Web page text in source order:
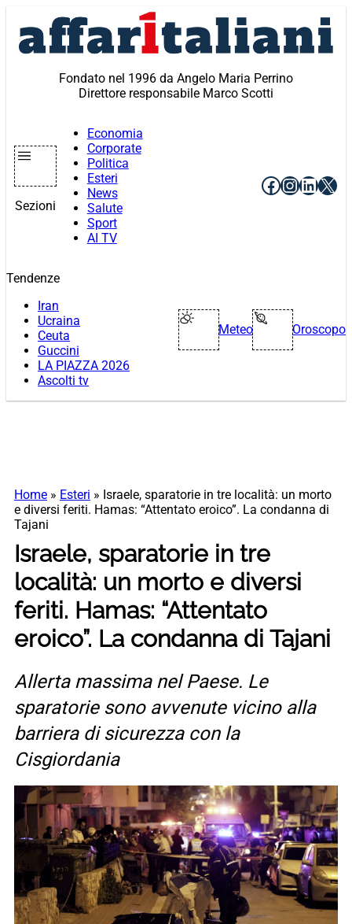
contenuto
Fondato nel 1996 da Angelo Maria Perrino
Direttore responsabile Marco Scotti
Sezioni
Economia
Corporate
Politica
Esteri
News
Salute
Sport
AI TV
Facebook
X
Tendenze
Iran
Ucraina
Ceuta
Guccini
LA PIAZZA 2026
Ascolti tv
Meteo Oroscopo
Home » Esteri » Israele, sparatorie in tre località: un morto
e diversi feriti. Hamas: “Attentato eroico”. La condanna di
Tajani
Israele, sparatorie in tre
località: un morto e diversi
feriti. Hamas: “Attentato
eroico”. La condanna di Tajani
Allerta massima nel Paese. Le
sparatorie sono avvenute vicino alla
barriera di sicurezza con la
Cisgiordania